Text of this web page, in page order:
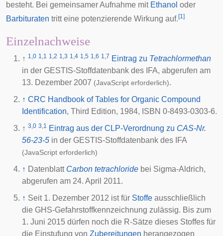
besteht. Bei gemeinsamer Aufnahme mit Ethanol oder
Barbituraten tritt eine potenzierende Wirkung auf. [1]
Einzelnachweise
↑ 1,0 1,1 1,2 1,3 1,4 1,5 1,6 1,7 Eintrag zu Tetrachlormethan
in der GESTIS-Stoffdatenbank des IFA, abgerufen am
13. Dezember 2007 (JavaScript erforderlich).
↑ CRC Handbook of Tables for Organic Compound
Identification, Third Edition, 1984, ISBN 0-8493-0303-6.
↑ 3,0 3,1 Eintrag aus der CLP-Verordnung zu CAS-Nr.
56-23-5 in der GESTIS-Stoffdatenbank des IFA
(JavaScript erforderlich)
↑ Datenblatt Carbon tetrachloride bei Sigma-Aldrich,
abgerufen am 24. April 2011.
↑ Seit 1. Dezember 2012 ist für Stoffe ausschließlich
die GHS-Gefahrstoffkennzeichnung zulässig. Bis zum
1. Juni 2015 dürfen noch die R-Sätze dieses Stoffes für
die Einstufung von Zubereitungen herangezogen